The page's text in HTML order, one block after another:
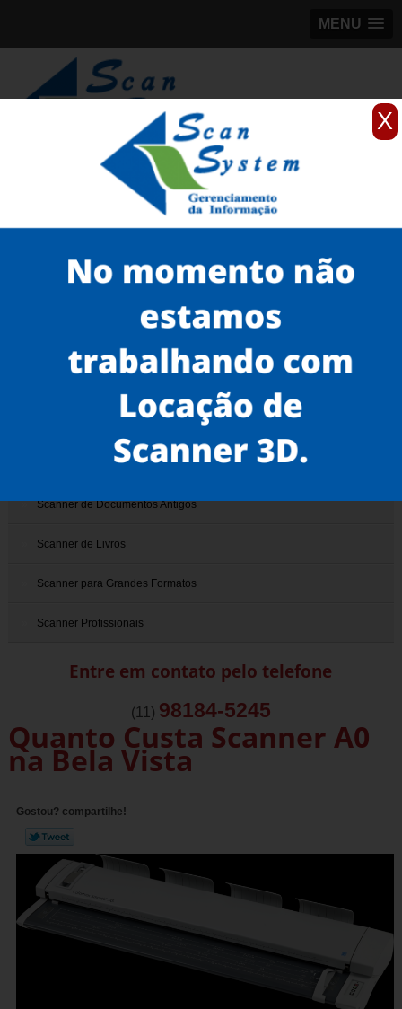
X
MENU
98184-5245
Scanner para grandes formatos
scanner para grande formato
quanto custa scanner A0 na Bela Vista
Serviços
Scanner de Documentos
Scanner de Documentos Antigos
Scanner de Livros
Scanner para Grandes Formatos
Scanner Profissionais
Entre em contato pelo telefone
(11) 98184-5245
Quanto Custa Scanner A0
na Bela Vista
Gostou? compartilhe!